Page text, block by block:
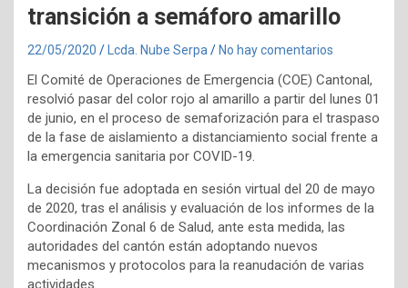
transición a semáforo amarillo
22/05/2020 Lcda. Nube Serpa No hay comentarios
El Comité de Operaciones de Emergencia (COE) Cantonal,
resolvió pasar del color rojo al amarillo a partir del lunes 01
de junio, en el proceso de semaforización para el traspaso
de la fase de aislamiento a distanciamiento social frente a
la emergencia sanitaria por COVID-19.
La decisión fue adoptada en sesión virtual del 20 de mayo
de 2020, tras el análisis y evaluación de los informes de la
Coordinación Zonal 6 de Salud, ante esta medida, las
autoridades del cantón están adoptando nuevos
mecanismos y protocolos para la reanudación de varias
actividades.